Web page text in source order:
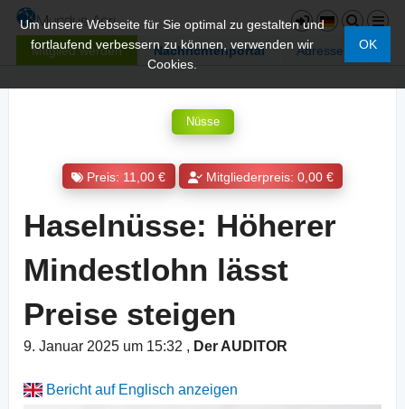
Mitglied werden Nachrichtenportal Adressen
Um unsere Webseite für Sie optimal zu gestalten und
fortlaufend verbessern zu können, verwenden wir
Cookies.
OK
Nüsse
Preis: 11,00 € Mitgliederpreis: 0,00 €
Haselnüsse: Höherer
Mindestlohn lässt
Preise steigen
9. Januar 2025 um 15:32 , Der AUDITOR
Bericht auf Englisch anzeigen